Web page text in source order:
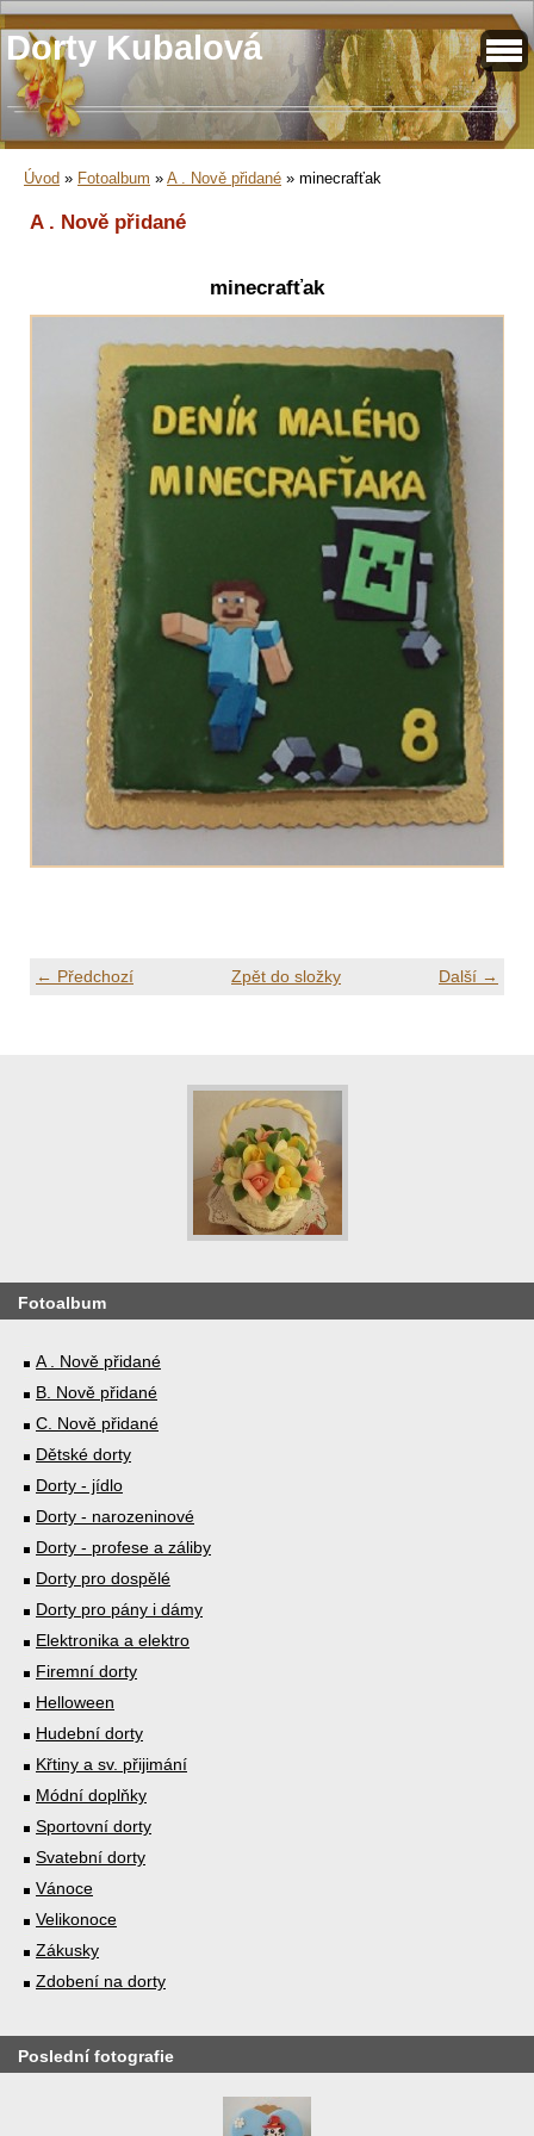
Dorty Kubalová
Úvod » Fotoalbum » A . Nově přidané » minecrafťak
A . Nově přidané
minecrafťak
← Předchozí Další →
Zpět do složky
Fotoalbum
A . Nově přidané
B. Nově přidané
C. Nově přidané
Dětské dorty
Dorty - jídlo
Dorty - narozeninové
Dorty - profese a záliby
Dorty pro dospělé
Dorty pro pány i dámy
Elektronika a elektro
Firemní dorty
Helloween
Hudební dorty
Křtiny a sv. přijimání
Módní doplňky
Sportovní dorty
Svatební dorty
Vánoce
Velikonoce
Zákusky
Zdobení na dorty
Poslední fotografie